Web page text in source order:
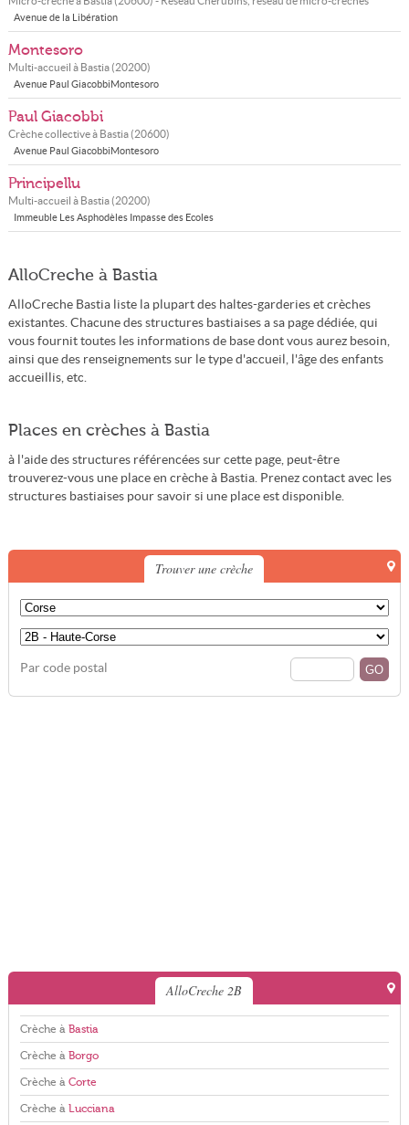
Avenue de la Libération
Montesoro
Multi-accueil à Bastia(20200)
Avenue Paul GiacobbiMontesoro
Paul Giacobbi
Crèche collective à Bastia(20600)
Avenue Paul GiacobbiMontesoro
Principellu
Multi-accueil à Bastia(20200)
Immeuble Les Asphodèles Impasse des Ecoles
AlloCreche à Bastia
AlloCreche Bastia liste la plupart des haltes-garderies et crèches
existantes. Chacune des structures bastiaises a sa page dédiée, qui
vous fournit toutes les informations de base dont vous aurez besoin,
ainsi que des renseignements sur le type d'accueil, l'âge des enfants
accueillis, etc.
Places en crèches à Bastia
à l'aide des structures référencées sur cette page, peut-être
trouverez-vous une place en crèche à Bastia. Prenez contact avec les
structures bastiaises pour savoir si une place est disponible.
Trouver une crèche
Par code postal
AlloCreche 2B
Crèche à Bastia
Crèche à Borgo
Crèche à Corte
Crèche à Lucciana